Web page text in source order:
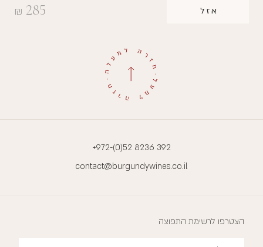
₪ 285 אזל
+972-(0)52 8236 392
contact@burgundywines.co.il
הצטרפו לרשימת התפוצה